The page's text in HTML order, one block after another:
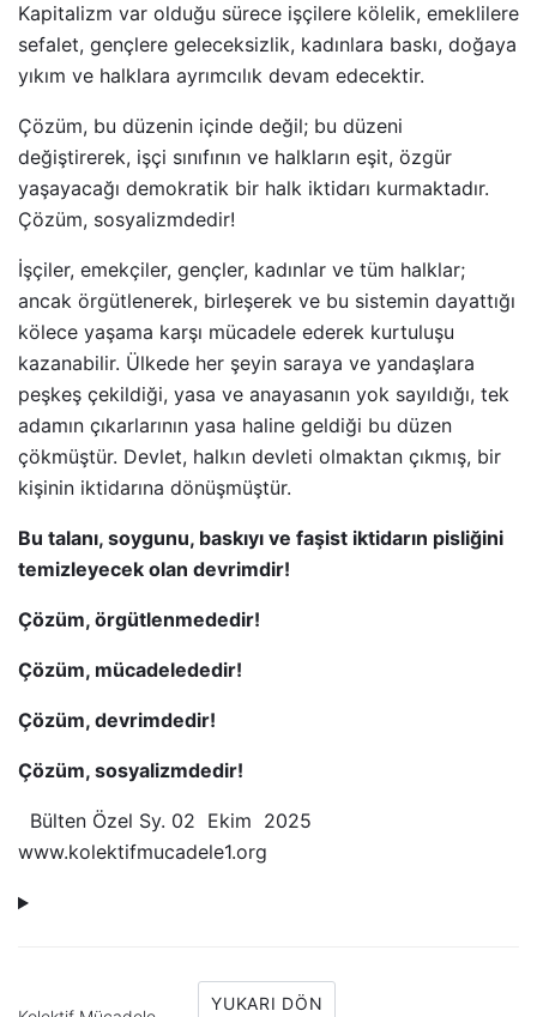
Kapitalizm var olduğu sürece işçilere kölelik, emeklilere
sefalet, gençlere geleceksizlik, kadınlara baskı, doğaya
yıkım ve halklara ayrımcılık devam edecektir.
Çözüm, bu düzenin içinde değil; bu düzeni
değiştirerek, işçi sınıfının ve halkların eşit, özgür
yaşayacağı demokratik bir halk iktidarı kurmaktadır.
Çözüm, sosyalizmdedir!
İşçiler, emekçiler, gençler, kadınlar ve tüm halklar;
ancak örgütlenerek, birleşerek ve bu sistemin dayattığı
kölece yaşama karşı mücadele ederek kurtuluşu
kazanabilir. Ülkede her şeyin saraya ve yandaşlara
peşkeş çekildiği, yasa ve anayasanın yok sayıldığı, tek
adamın çıkarlarının yasa haline geldiği bu düzen
çökmüştür. Devlet, halkın devleti olmaktan çıkmış, bir
kişinin iktidarına dönüşmüştür.
Bu talanı, soygunu, baskıyı ve faşist iktidarın pisliğini
temizleyecek olan devrimdir!
Çözüm, örgütlenmededir!
Çözüm, mücadelededir!
Çözüm, devrimdedir!
Çözüm, sosyalizmdedir!
Bülten Özel Sy. 02 Ekim 2025
www.kolektifmucadele1.org
YUKARI DÖN